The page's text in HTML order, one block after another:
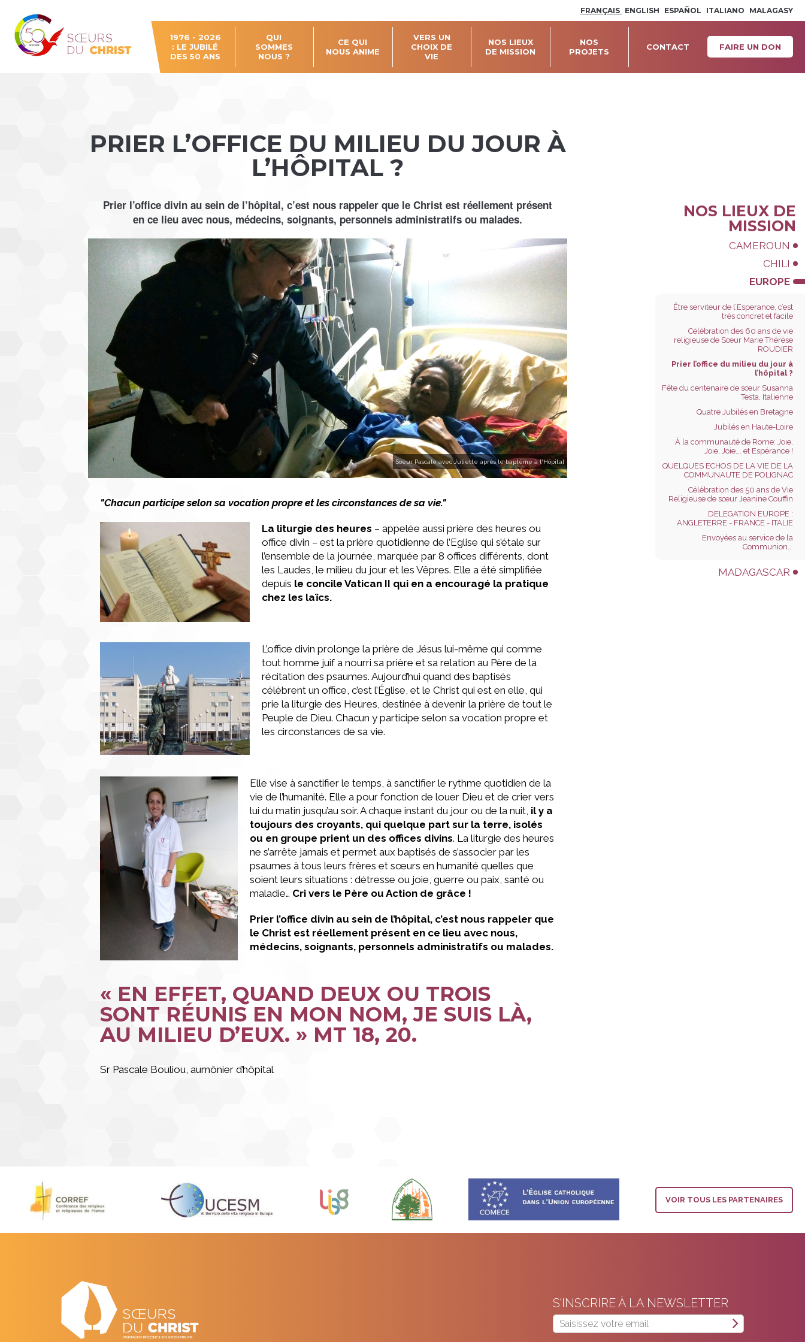
contenu.
navigation
FRANÇAIS ENGLISH ESPAÑOL ITALIANO MALAGASY
1976 - 2026
: LE JUBILÉ
DES 50 ANS
QUI
SOMMES
NOUS ?
CE QUI
NOUS ANIME
VERS UN
CHOIX DE
VIE
NOS LIEUX
DE MISSION
NOS
PROJETS
CONTACT FAIRE UN DON
PRIER L’OFFICE DU MILIEU DU JOUR À
L’HÔPITAL ?
Soeur Pascale avec Juliette après le baptême à l'Hôpital
Prier l’office divin au sein de l’hôpital, c’est nous rappeler que le Christ est réellement présent
en ce lieu avec nous, médecins, soignants, personnels administratifs ou malades.
"Chacun participe selon sa vocation propre et les circonstances de sa vie."
La liturgie des heures – appelée aussi prière des heures ou
office divin – est la prière quotidienne de l’Eglise qui s’étale sur
l’ensemble de la journée, marquée par 8 offices différents, dont
les Laudes, le milieu du jour et les Vêpres. Elle a été simplifiée
depuis le concile Vatican II qui en a encouragé la pratique
chez les laïcs.
L’office divin prolonge la prière de Jésus lui-même qui comme
tout homme juif a nourri sa prière et sa relation au Père de la
récitation des psaumes. Aujourd’hui quand des baptisés
célèbrent un office, c’est l’Église, et le Christ qui est en elle, qui
prie la liturgie des Heures, destinée à devenir la prière de tout le
Peuple de Dieu. Chacun y participe selon sa vocation propre et
les circonstances de sa vie.
Elle vise à sanctifier le temps, à sanctifier le rythme quotidien de la
vie de l’humanité. Elle a pour fonction de louer Dieu et de crier vers
lui du matin jusqu’au soir. A chaque instant du jour ou de la nuit, il y a
toujours des croyants, qui quelque part sur la terre, isolés
ou en groupe prient un des offices divins. La liturgie des heures
ne s’arrête jamais et permet aux baptisés de s’associer par les
psaumes à tous leurs frères et sœurs en humanité quelles que
soient leurs situations : détresse ou joie, guerre ou paix, santé ou
maladie… Cri vers le Père ou Action de grâce !
Prier l’office divin au sein de l’hôpital, c’est nous rappeler que
le Christ est réellement présent en ce lieu avec nous,
médecins, soignants, personnels administratifs ou malades.
« EN EFFET, QUAND DEUX OU TROIS
SONT RÉUNIS EN MON NOM, JE SUIS LÀ,
AU MILIEU D’EUX. » MT 18, 20.
Sr Pascale Bouliou, aumônier d’hôpital
NavigationNOS LIEUX DE
MISSION
CAMEROUN
CHILI
EUROPE
Être serviteur de l’Esperance, c’est
très concret et facile
Célébration des 60 ans de vie
religieuse de Sœur Marie Thérèse
ROUDIER
Prier l’office du milieu du jour à
l’hôpital ?
Fête du centenaire de sœur Susanna
Testa, Italienne
Quatre Jubilés en Bretagne
Jubilés en Haute-Loire
À la communauté de Rome: Joie,
Joie, Joie…. et Espérance !
QUELQUES ECHOS DE LA VIE DE LA
COMMUNAUTE DE POLIGNAC
Célébration des 50 ans de Vie
Religieuse de sœur Jeanine Couffin
DELEGATION EUROPE :
ANGLETERRE - FRANCE - ITALIE
Envoyées au service de la
Communion...
MADAGASCAR
VOIR TOUS LES PARTENAIRES
S'INSCRIRE À LA NEWSLETTER